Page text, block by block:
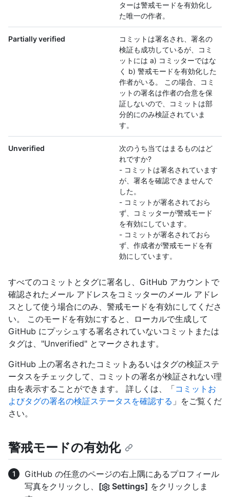
ターは警戒モードを有効化し
た唯一の作者。
Partially verified
コミットは署名され、署名の
検証も成功しているが、コミ
ットには a) コミッターではな
く b) 警戒モードを有効化した
作者がいる。 この場合、コミ
ットの署名は作者の合意を保
証しないので、コミットは部
分的にのみ検証されていま
す。
Unverified
次のうち当てはまるものはど
れですか?
- コミットは署名されています
が、署名を確認できませんで
した。
- コミットが署名されておら
ず、コミッターが警戒モード
を有効にしています。
- コミットが署名されておら
ず、作成者が警戒モードを有
効にしています。
すべてのコミットとタグに署名し、GitHub アカウントで
確認されたメール アドレスをコミッターのメール アドレ
スとして使う場合にのみ、警戒モードを有効にしてくださ
い。 このモードを有効にすると、ローカルで生成して
GitHub にプッシュする署名されていないコミットまたは
タグは、"Unverified" とマークされます。
GitHub 上の署名されたコミットあるいはタグの検証ステ
ータスをチェックして、コミットの署名が検証されない理
由を表示することができます。 詳しくは、「コミットお
よびタグの署名の検証ステータスを確認する 」をご覧くだ
さい。
警戒モードの有効化
GitHub の任意のページの右上隅にあるプロフィール
写真をクリックし、 [ Settings] をクリックしま